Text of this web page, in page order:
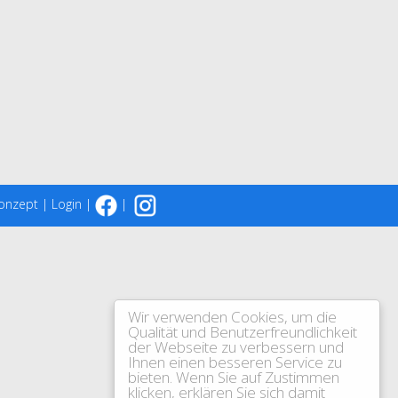
Wir verwenden Cookies, um die
Qualität und Benutzerfreundlichkeit
der Webseite zu verbessern und
Ihnen einen besseren Service zu
bieten. Wenn Sie auf Zustimmen
klicken, erklären Sie sich damit
| Login | |